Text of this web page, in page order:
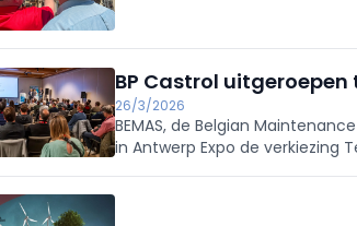
geïsoleerd, terwijl ingebouwde
BP Castrol
26/3/2026
BEMAS, de Belgian
in Antwerp Expo de verkiezing